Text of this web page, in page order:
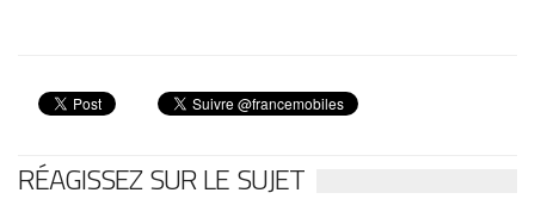
RÉAGISSEZ SUR LE SUJET